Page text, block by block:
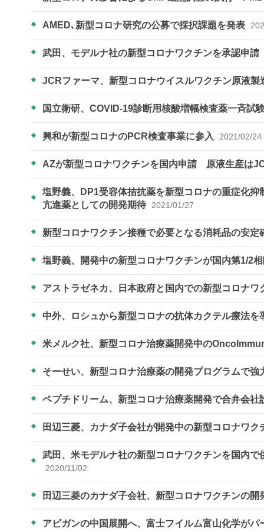
AMED､新型コロナ研究の公募で採択課題を発表
武田、モデルナ社の新型コロナワクチンを承認申請
JCRファーマ、新型コロナウイスルワクチン原液
国立衛研、COVID-19診断用核酸増幅検査薬一斉試
興和が新型コロナのPCR検査事業に参入 2021/02/24
AZが新型コロナワクチンを国内申請 原液生産は
塩野義、DP1受容体拮抗薬を新型コロナの重症化
亢進薬としての開発期待 2021/01/27
新型コロナワクチン接種で必要となる消耗品の安
塩野義、開発中の新型コロナワクチンが国内第1/2
アストラゼネカ、日本政府と国内での新型コロナ
中外、ロシュから新型コロナの抗体カクテル療法を
米メルク社、新型コロナ治療薬開発中の
そーせい、新型コロナ治療薬の開発プログラムで
ペプチドリーム、新型コロナ治療薬開発で合弁会社
田辺三菱、カナダ子会社が開発中の新型コロナワ
武田、米モデルナ社の新型コロナワクチンを国内
2020/11/02
田辺三菱のカナダ子会社、新型コロナワクチンの
アビガンの中国展開へ、富士フイルム富山化学が